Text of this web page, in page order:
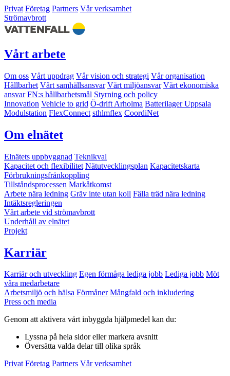
Privat Företag Partners Vår verksamhet
Strömavbrott
Vårt arbete
Om oss Vårt uppdrag Vår vision och strategi Vår organisation
Hållbarhet Vårt samhällsansvar Vårt miljöansvar Vårt ekonomiska
ansvar FN:s hållbarhetsmål Styrning och policy
Innovation Vehicle to grid Ö-drift Arholma Batterilager Uppsala
Modulstation FlexConnect sthlmflex CoordiNet
Om elnätet
Elnätets uppbyggnad Teknikval
Kapacitet och flexibilitet Nätutvecklingsplan Kapacitetskarta
Förbrukningsfrånkoppling
Tillståndsprocessen Markåtkomst
Arbete nära ledning Gräv inte utan koll Fälla träd nära ledning
Intäktsregleringen
Vårt arbete vid strömavbrott
Underhåll av elnätet
Projekt
Karriär
Karriär och utveckling Egen förmåga lediga jobb Lediga jobb Möt
våra medarbetare
Arbetsmiljö och hälsa Förmåner Mångfald och inkludering
Press och media
Genom att aktivera vårt inbyggda hjälpmedel kan du:
Lyssna på hela sidor eller markera avsnitt
Översätta valda delar till olika språk
Privat Företag Partners Vår verksamhet